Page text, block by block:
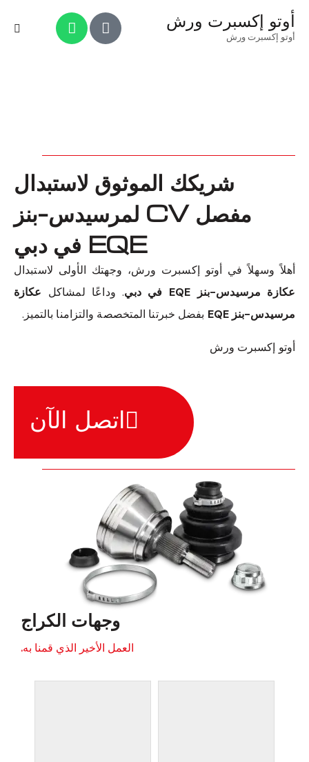
أوتو إكسبرت ورش
أوتو إكسبرت ورش
شريكك الموثوق لاستبدال
مفصل CV لمرسيدس-بنز
EQE في دبي
أهلاً وسهلاً في أوتو إكسبرت ورش، وجهتك الأولى لاستبدال
عكازة مرسيدس-بنز EQE في دبي
. وداعًا لمشاكل عكازة
مرسيدس-بنز EQE
بفضل خبرتنا المتخصصة والتزامنا بالتميز.
أوتو إكسبرت ورش
اتصل الآن
وجهات الكراج
العمل الأخير الذي قمنا به.